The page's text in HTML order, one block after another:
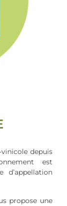
depuis
est
d’appellation
propose une